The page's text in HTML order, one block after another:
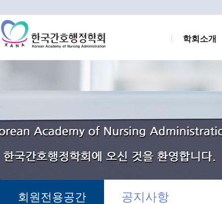
학회소개
회원전용공간 공지사항